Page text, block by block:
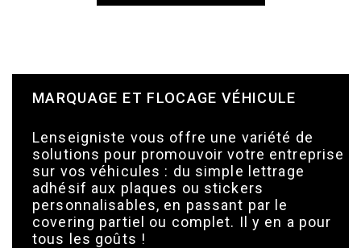
MARQUAGE ET FLOCAGE VÉHICULE
Lenseigniste vous offre une variété de
solutions pour promouvoir votre entreprise
sur vos véhicules : du simple lettrage
adhésif aux plaques ou stickers
personnalisables, en passant par le
covering partiel ou complet. Il y en a pour
tous les goûts !